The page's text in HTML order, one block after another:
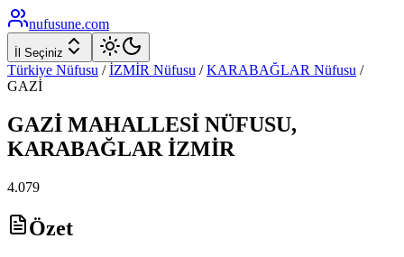
nufusune.com
İl Seçiniz
Türkiye Nüfusu / İZMİR Nüfusu / KARABAĞLAR Nüfusu /
GAZİ
GAZİ MAHALLESİ NÜFUSU,
KARABAĞLAR İZMİR
4.079
Özet